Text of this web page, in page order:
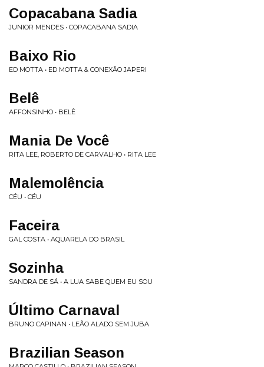
Copacabana Sadia
JUNIOR MENDES • COPACABANA SADIA
Baixo Rio
ED MOTTA • ED MOTTA & CONEXÃO JAPERI
Belê
AFFONSINHO • BELÊ
Mania De Você
RITA LEE, ROBERTO DE CARVALHO • RITA LEE
Malemolência
CÉU • CÉU
Faceira
GAL COSTA • AQUARELA DO BRASIL
Sozinha
SANDRA DE SÁ • A LUA SABE QUEM EU SOU
Último Carnaval
BRUNO CAPINAN • LEÃO ALADO SEM JUBA
Brazilian Season